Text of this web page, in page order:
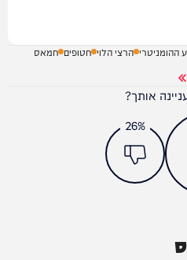
ההומניטרי הרצי הלוי חטופים חמאס
אותך?
26%